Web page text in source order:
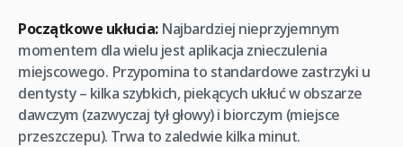
Początkowe ukłucia:Najbardziej nieprzyjemnym
momentem dla wielu jest aplikacja znieczulenia
miejscowego. Przypomina to standardowe zastrzyki u
dentysty – kilka szybkich, piekących ukłuć w obszarze
dawczym (zazwyczaj tył głowy) i biorczym (miejsce
przeszczepu). Trwa to zaledwie kilka minut.